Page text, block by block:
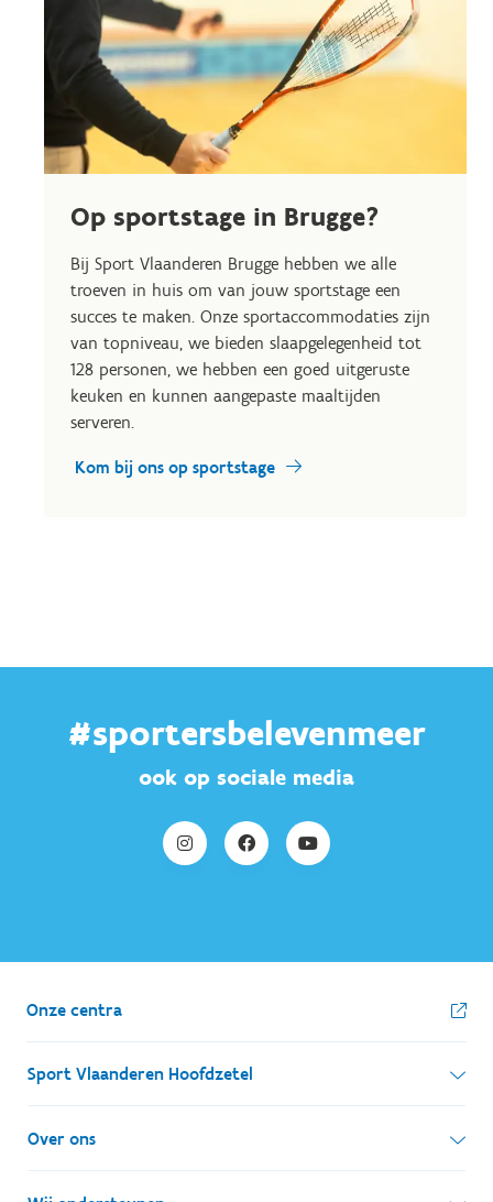
Op sportstage in Brugge?
Bij Sport Vlaanderen Brugge hebben we alle
troeven in huis om van jouw sportstage een
succes te maken. Onze sportaccommodaties zijn
van topniveau, we bieden slaapgelegenheid tot
128 personen, we hebben een goed uitgeruste
keuken en kunnen aangepaste maaltijden
serveren.
Kom bij ons op sportstage
#sportersbelevenmeer
ook op sociale media
Onze centra
Sport Vlaanderen Hoofdzetel
Simon Bolivarlaan 17
1000 Brussel
Over ons
Wie zijn we, wat doen we